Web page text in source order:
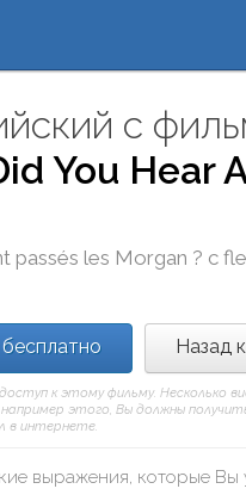
с
You Hear
passés les Morgan ? с
Назад
к этому фильму. Несколько
этого, Вы должны
в интернете.
выражения, которые Вы